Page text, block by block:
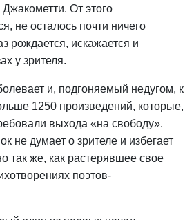
От этого
не осталось почти ничего
рождается, искажается и
у зрителя.
и, подгоняемый недугом, к
1250 произведений, которые,
выхода «на свободу».
не думает о зрителе и избегает
так же, как растерявшее свое
поэтов-